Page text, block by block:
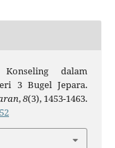
dalam
3 Bugel Jepara.
,8(3), 1453-1463.